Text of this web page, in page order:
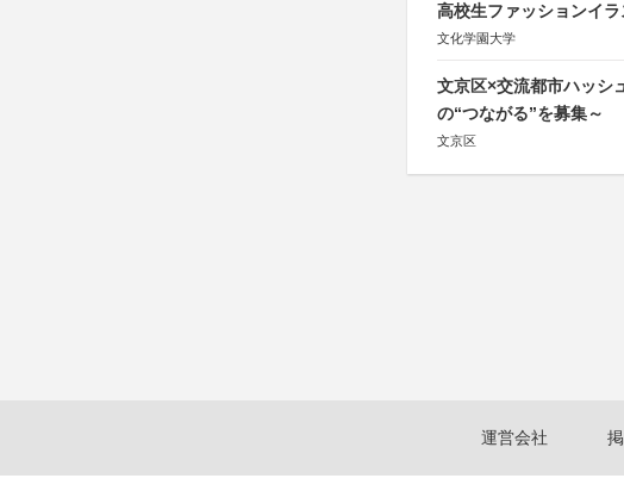
高校生ファッションイ
文化学園大学
文京区×交流都市ハッシ
の“つながる”を募集～
文京区
運営会社